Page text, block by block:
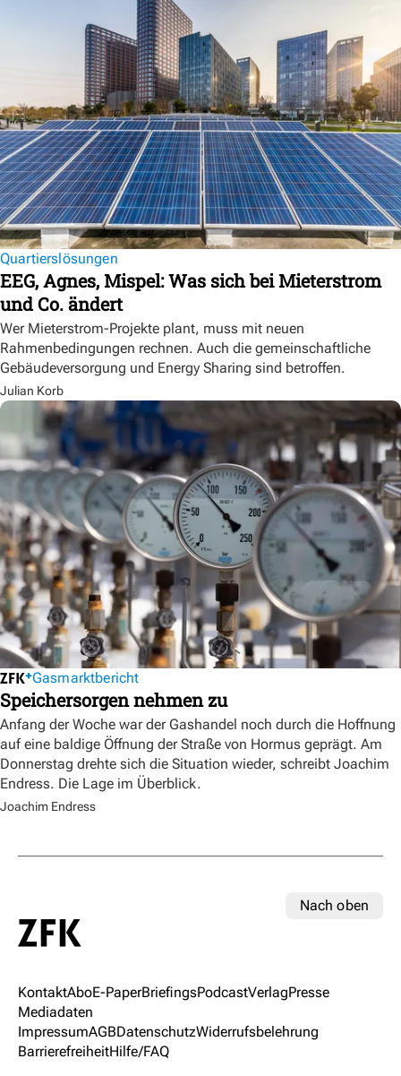
Quartierslösungen
EEG, Agnes, Mispel: Was sich bei Mieterstrom
und Co. ändert
Wer Mieterstrom-Projekte plant, muss mit neuen
Rahmenbedingungen rechnen. Auch die gemeinschaftliche
Gebäudeversorgung und Energy Sharing sind betroffen.
Julian Korb
Gasmarktbericht
Speichersorgen nehmen zu
Anfang der Woche war der Gashandel noch durch die Hoffnung
auf eine baldige Öffnung der Straße von Hormus geprägt. Am
Donnerstag drehte sich die Situation wieder, schreibt Joachim
Endress. Die Lage im Überblick.
Joachim Endress
Nach oben
KontaktAboE-PaperBriefingsPodcastVerlagPresse
Mediadaten
ImpressumAGBDatenschutzWiderrufsbelehrung
BarrierefreiheitHilfe/FAQ